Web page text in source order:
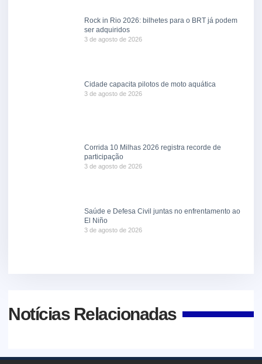
Rock in Rio 2026: bilhetes para o BRT já podem
ser adquiridos
3 de agosto de 2026
Cidade capacita pilotos de moto aquática
3 de agosto de 2026
Corrida 10 Milhas 2026 registra recorde de
participação
3 de agosto de 2026
Saúde e Defesa Civil juntas no enfrentamento ao
El Niño
3 de agosto de 2026
Notícias Relacionadas